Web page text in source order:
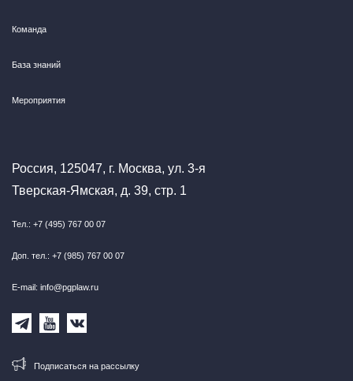
Команда
База знаний
Мероприятия
Россия, 125047, г. Москва, ул. 3-я
Тверская-Ямская, д. 39, стр. 1
Тел.: +7 (495) 767 00 07
Доп. тел.: +7 (985) 767 00 07
E-mail: info@pgplaw.ru
Подписаться на рассылку